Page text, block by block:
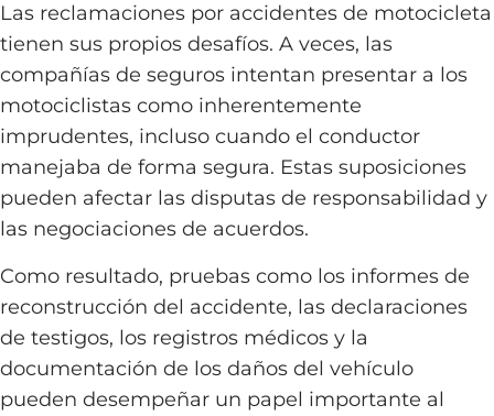
Las reclamaciones por accidentes de motocicleta
tienen sus propios desafíos. A veces, las
compañías de seguros intentan presentar a los
motociclistas como inherentemente
imprudentes, incluso cuando el conductor
manejaba de forma segura. Estas suposiciones
pueden afectar las disputas de responsabilidad y
las negociaciones de acuerdos.
Como resultado, pruebas como los informes de
reconstrucción del accidente, las declaraciones
de testigos, los registros médicos y la
documentación de los daños del vehículo
pueden desempeñar un papel importante al